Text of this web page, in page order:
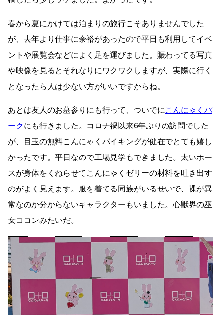
春から夏にかけては泊まりの旅行こそありませんでした
が、去年より仕事に余裕があったので平日も利用してイベ
ントや展覧会などによく足を運びました。賑わってる写真
や映像を見るとそれなりにワクワクしますが、実際に行く
となったら人は少ない方がいいですからね。
あとは友人のお墓参りにも行って、ついでに こんにゃくパ
ークにも行きました。コロナ禍以来6年ぶりの訪問でした
が、目玉の無料こんにゃくバイキングが健在でとても嬉し
かったです。平日なので工場見学もできました。太いホー
スが身体をくねらせてこんにゃくゼリーの材料を吐き出す
のがよく見えます。服を着てる同族がいるせいで、裸が異
常なのか分からないキャラクターもいました。心獣界の巫
女ココンみたいだ。